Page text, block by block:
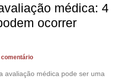
médica: 4
ocorrer
avaliação médica pode ser uma